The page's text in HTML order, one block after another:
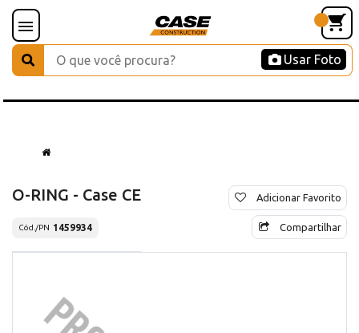
Usar Foto
O-RING - Case CE
Cód./PN 1459934
Adicionar Favorito
Compartilhar